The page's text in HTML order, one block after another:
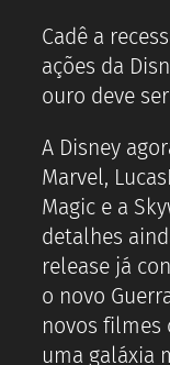
Cadê a
ações da
ouro deve
A Disney
Marvel,
Magic e a
detalhes
release já
o novo
novos filmes
uma galáxia